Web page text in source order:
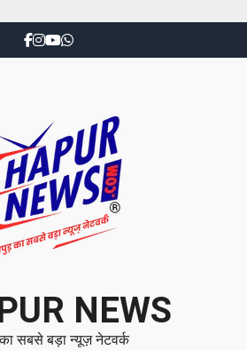
NEWS
सबसे बड़ा न्यूज़ नेटवर्क